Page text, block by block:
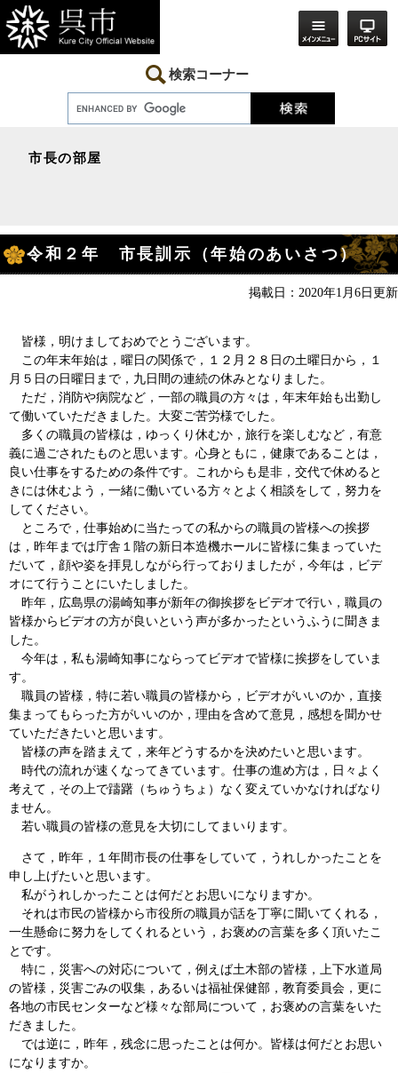
ー
ジ
の
ニ
ュ
ー
検索コーナー
市長の部屋
文
令和２年 市長訓示（年始のあいさつ）
掲載日：2020年1月6日更新
皆様，明けましておめでとうございます。
この年末年始は，曜日の関係で，１２月２８日の土曜日から，１
月５日の日曜日まで，九日間の連続の休みとなりました。
ただ，消防や病院など，一部の職員の方々は，年末年始も出勤し
て働いていただきました。大変ご苦労様でした。
多くの職員の皆様は，ゆっくり休むか，旅行を楽しむなど，有意
義に過ごされたものと思います。心身ともに，健康であることは，
良い仕事をするための条件です。これからも是非，交代で休めると
きには休むよう，一緒に働いている方々とよく相談をして，努力を
してください。
ところで，仕事始めに当たっての私からの職員の皆様への挨拶
は，昨年までは庁舎１階の新日本造機ホールに皆様に集まっていた
だいて，顔や姿を拝見しながら行っておりましたが，今年は，ビデ
オにて行うことにいたしました。
昨年，広島県の湯崎知事が新年の御挨拶をビデオで行い，職員の
皆様からビデオの方が良いという声が多かったというふうに聞きま
した。
今年は，私も湯崎知事にならってビデオで皆様に挨拶をしていま
す。
職員の皆様，特に若い職員の皆様から，ビデオがいいのか，直接
集まってもらった方がいいのか，理由を含めて意見，感想を聞かせ
ていただきたいと思います。
皆様の声を踏まえて，来年どうするかを決めたいと思います。
時代の流れが速くなってきています。仕事の進め方は，日々よく
考えて，その上で躊躇（ちゅうちょ）なく変えていかなければなり
ません。
若い職員の皆様の意見を大切にしてまいります。
さて，昨年，１年間市長の仕事をしていて，うれしかったことを
申し上げたいと思います。
私がうれしかったことは何だとお思いになりますか。
それは市民の皆様から市役所の職員が話を丁寧に聞いてくれる，
一生懸命に努力をしてくれるという，お褒めの言葉を多く頂いたこ
とです。
特に，災害への対応について，例えば土木部の皆様，上下水道局
の皆様，災害ごみの収集，あるいは福祉保健部，教育委員会，更に
各地の市民センターなど様々な部局について，お褒めの言葉をいた
だきました。
では逆に，昨年，残念に思ったことは何か。皆様は何だとお思い
になりますか。